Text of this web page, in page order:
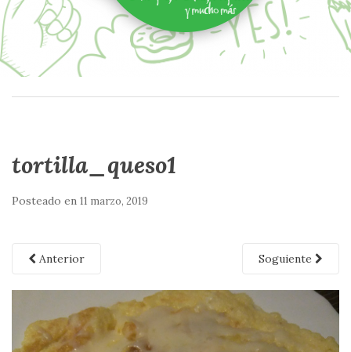
tortilla_queso1
Posteado en 11 marzo, 2019
Anterior Soguiente